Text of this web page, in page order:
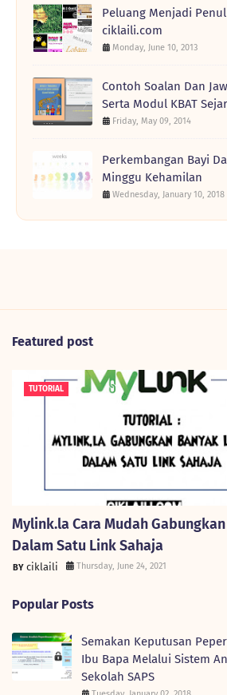
Peluang Menjadi
ciklaili.com
Monday, June 10, 2013
Contoh Soalan Dan
Serta Modul KBAT
Friday, May 09, 2014
Perkembangan Bayi
Minggu Kehamilan
Wednesday, January 10, 2018
Featured post
TUTORIAL
Mylink.la Cara Mudah
Dalam Satu Link Sahaja
ciklaili Thursday, June 24, 2021
Popular Posts
Semakan Keputusan
Ibu Bapa Melalui Sistem
Sekolah SAPS